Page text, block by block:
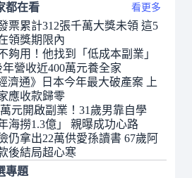
都在看 看更多
票累計312張千萬大獎未領 這5
領獎期限內
夠用！他找到「低成本副業」
年營收近400萬元養全家
濟通》日本今年最大破產案 上
應收款歸零
元開啟副業！31歲男靠自學
海撈1.3億」 親曝成功心路
仍拿出22萬供愛孫讀書 67歲阿
後結局超心寒
專題